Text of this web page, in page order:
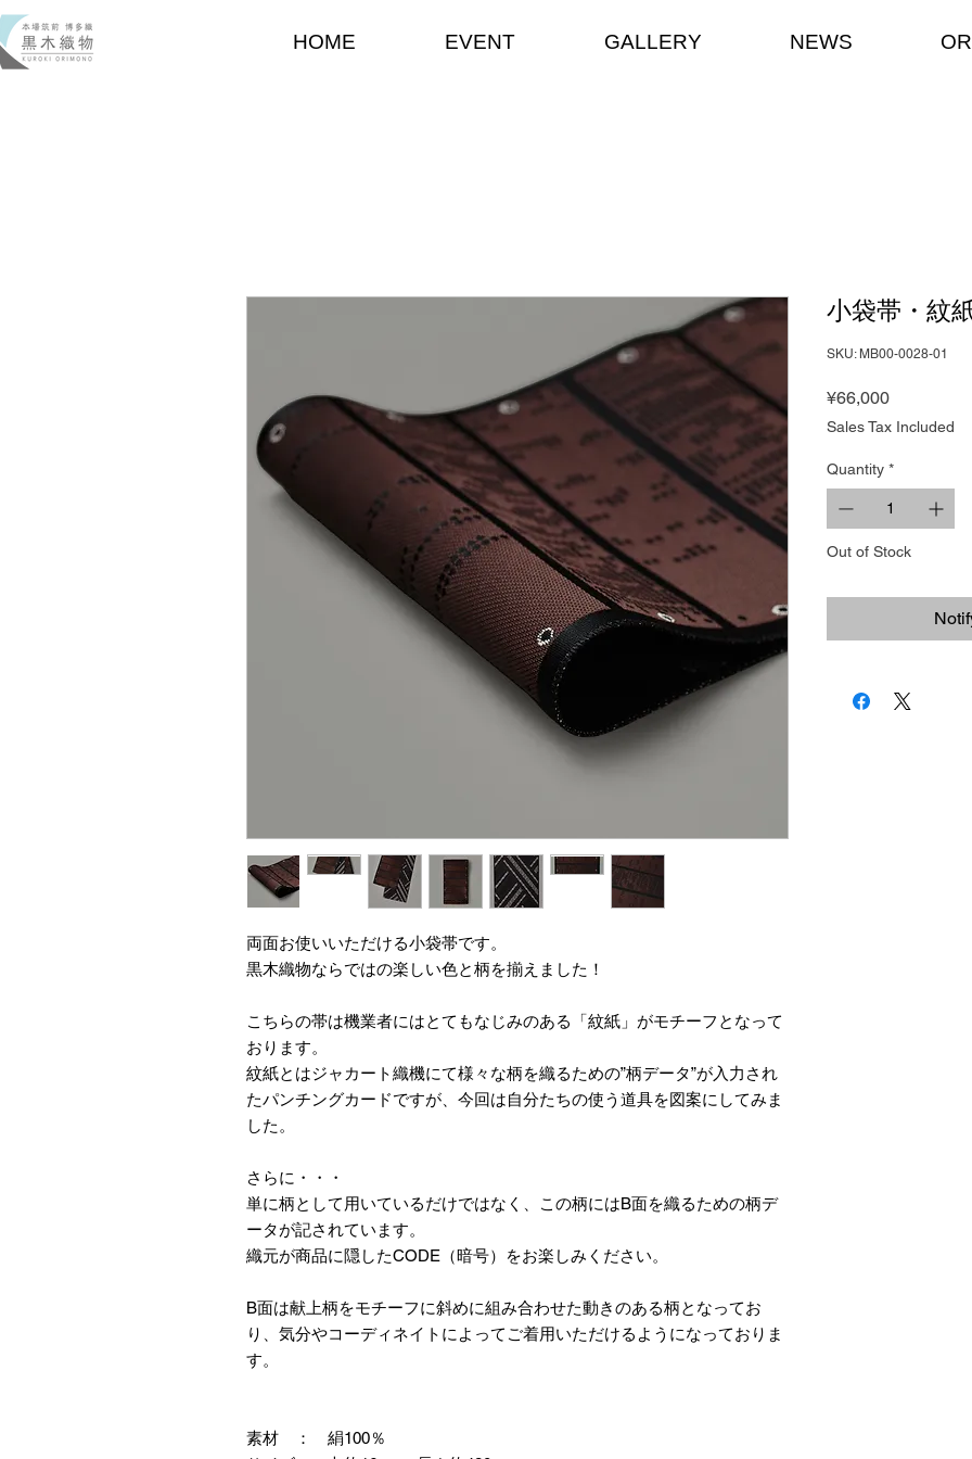
HOME EVENT GALLERY NEWS
両面お使いいただける小袋帯です。
黒木織物ならではの楽しい色と柄を揃えました！
こちらの帯は機業者にはとてもなじみのある「紋紙」がモチーフとなって
おります。
紋紙とはジャカート織機にて様々な柄を織るための”柄データ”が入力され
たパンチングカードですが、今回は自分たちの使う道具を図案にしてみま
した。
さらに・・・
単に柄として用いているだけではなく、この柄にはB面を織るための柄デ
ータが記されています。
織元が商品に隠したCODE（暗号）をお楽しみください。
B面は献上柄をモチーフに斜めに組み合わせた動きのある柄となってお
り、気分やコーディネイトによってご着用いただけるようになっておりま
す。
素材 ： 絹100％
小袋帯・紋
SKU: MB00-0028-01
¥66,000Price
Sales Tax Included
Quantity *
Out of Stock